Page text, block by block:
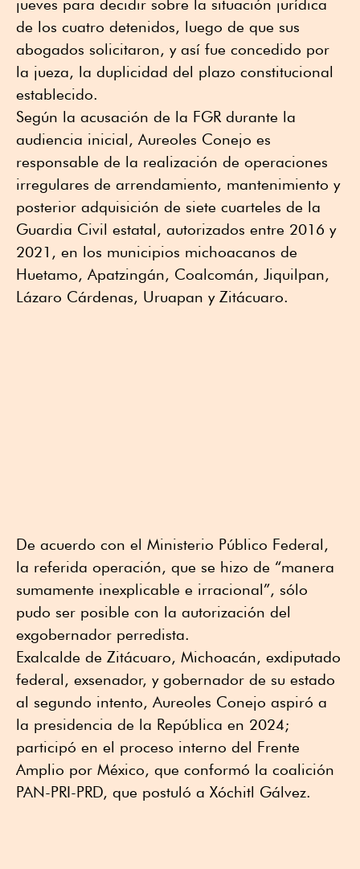
jueves para decidir sobre la situación jurídica
de los cuatro detenidos, luego de que sus
abogados solicitaron, y así fue concedido por
la jueza, la duplicidad del plazo constitucional
establecido.
Según la acusación de la FGR durante la
audiencia inicial, Aureoles Conejo es
responsable de la realización de operaciones
irregulares de arrendamiento, mantenimiento y
posterior adquisición de siete cuarteles de la
Guardia Civil estatal, autorizados entre 2016 y
2021, en los municipios michoacanos de
Huetamo, Apatzingán, Coalcomán, Jiquilpan,
Lázaro Cárdenas, Uruapan y Zitácuaro.
De acuerdo con el Ministerio Público Federal,
la referida operación, que se hizo de “manera
sumamente inexplicable e irracional”, sólo
pudo ser posible con la autorización del
exgobernador perredista.
Exalcalde de Zitácuaro, Michoacán, exdiputado
federal, exsenador, y gobernador de su estado
al segundo intento, Aureoles Conejo aspiró a
la presidencia de la República en 2024;
participó en el proceso interno del Frente
Amplio por México, que conformó la coalición
PAN-PRI-PRD, que postuló a Xóchitl Gálvez.